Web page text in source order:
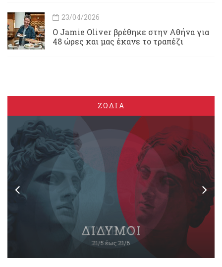
23/04/2026
Ο Jamie Oliver βρέθηκε στην Αθήνα για
48 ώρες και μας έκανε το τραπέζι
ΖΩΔΙΑ